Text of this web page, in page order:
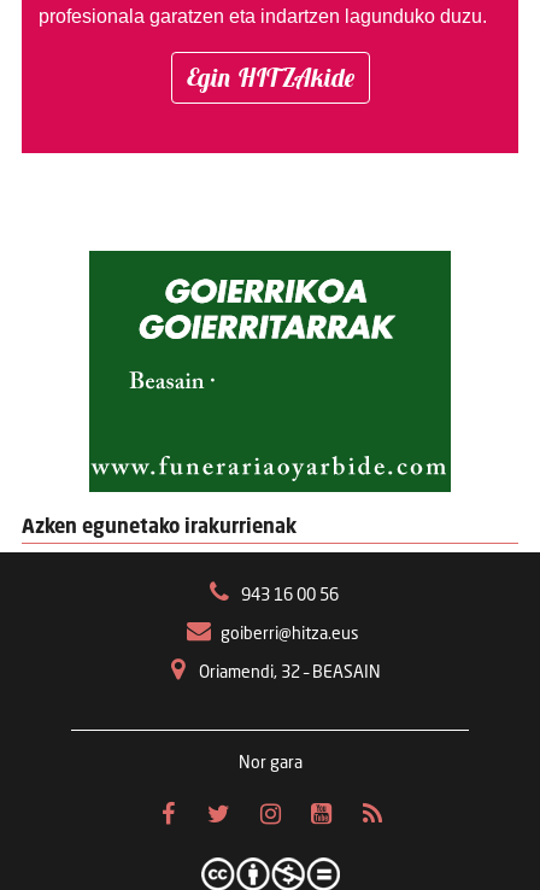
profesionala garatzen eta indartzen lagunduko duzu.
Egin HITZAkide
Azken egunetako irakurrienak
943 16 00 56
goiberri@hitza.eus
Oriamendi, 32 – BEASAIN
Nor gara